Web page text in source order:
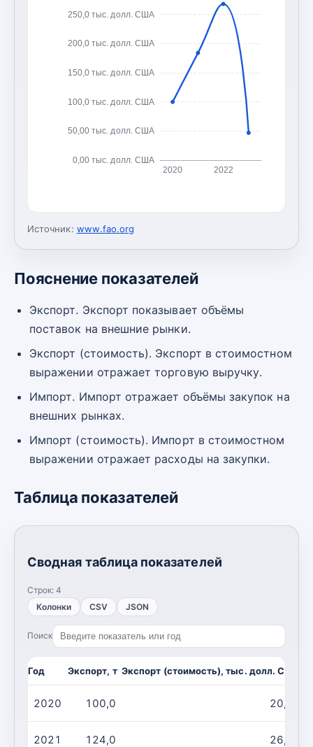
0,00 тыс. долл. США
50,00 тыс. долл. США
100,0 тыс. долл. США
150,0 тыс. долл. США
200,0 тыс. долл. США
250,0 тыс. долл. США
2020 2022
Источник: www.fao.org
Пояснение показателей
Экспорт. Экспорт показывает объёмы
поставок на внешние рынки.
Экспорт (стоимость). Экспорт в стоимостном
выражении отражает торговую выручку.
Импорт. Импорт отражает объёмы закупок на
внешних рынках.
Импорт (стоимость). Импорт в стоимостном
выражении отражает расходы на закупки.
Таблица показателей
Сводная таблица показателей
Строк:4
Колонки
CSV JSON
Поиск
Год Экспорт, т Экспорт (стоимость), тыс. долл. США
2020 100,0 20,00
2021 124,0 26,00